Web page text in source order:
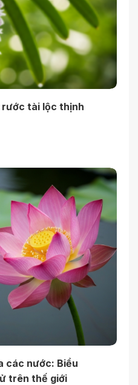
rước tài lộc thịnh
các nước: Biểu
trên thế giới